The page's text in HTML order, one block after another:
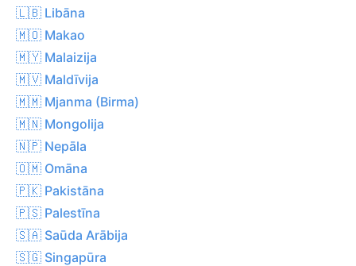
🇱🇧 Libāna
🇲🇴 Makao
🇲🇾 Malaizija
🇲🇻 Maldīvija
🇲🇲 Mjanma (Birma)
🇲🇳 Mongolija
🇳🇵 Nepāla
🇴🇲 Omāna
🇵🇰 Pakistāna
🇵🇸 Palestīna
🇸🇦 Saūda Arābija
🇸🇬 Singapūra